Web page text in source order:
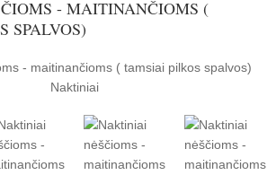
- MAITINANČIOMS (
SPALVOS)